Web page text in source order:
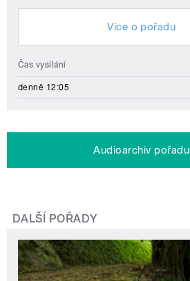
Více o pořadu
Čas vysílání
denně 12:05
Audioarchiv pořadu
DALŠÍ POŘADY